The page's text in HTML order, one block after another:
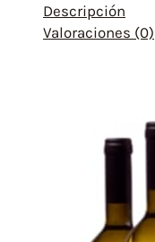
Descripción
Valoraciones (0)